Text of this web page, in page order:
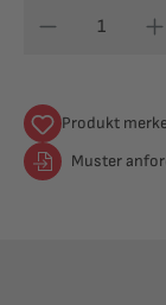
Produkt
Muster